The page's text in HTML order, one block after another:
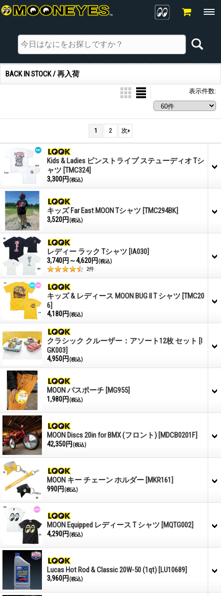
BACK IN STOCK / 再入荷
表示件数:
1 2 次»
Kids & Ladies ピンストライプ ステューディオ Tシ
ャツ [TMC324]
3,300円 (税込)
キッズ Far East MOON Tシャツ [TMC294BK]
3,520円 (税込)
レディー ラック Tシャツ [IA030]
3,740円～4,620円 (税込)
2件
キッズ & レディース MOON BUG II T シャツ [TMC20
6]
4,180円 (税込)
クラシック クルーザー：アソート12枚 セット [I
GK003]
4,950円 (税込)
MOON パスポーチ [MG955]
1,980円 (税込)
MOON Discs 20in for BMX (フロント) [MDCB0201F]
42,350円 (税込)
MOON キー チェーン ホルダー [MKR161]
990円 (税込)
MOON Equipped レディース T シャツ [MQTG002]
4,290円 (税込)
Lucas Hot Rod & Classic 20W-50 (1qt) [LU10689]
3,960円 (税込)